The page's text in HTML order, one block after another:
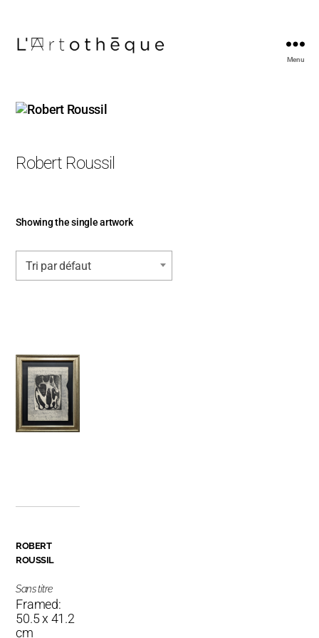
Menu
Robert Roussil
Showing the single artwork
Tri par défaut
ROBERT
ROUSSIL
Sans titre
Framed:
50.5 x 41.2
cm